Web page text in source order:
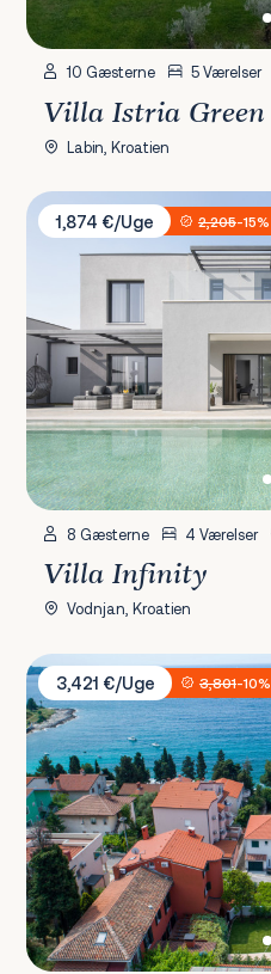
10 Gæsterne 5 Værelser
Villa Istria Green
Labin, Kroatien
Villa Infinity
1,874 €/Uge
2,205-15%
8 Gæsterne 4 Værelser
Villa Infinity
Vodnjan, Kroatien
Villa Oria
3,421 €/Uge
3,801-10%